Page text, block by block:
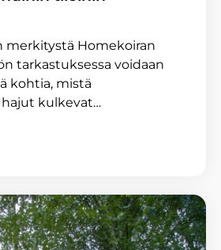
merkitystä Homekoiran
tarkastuksessa voidaan
kohtia, mistä
kulkevat…